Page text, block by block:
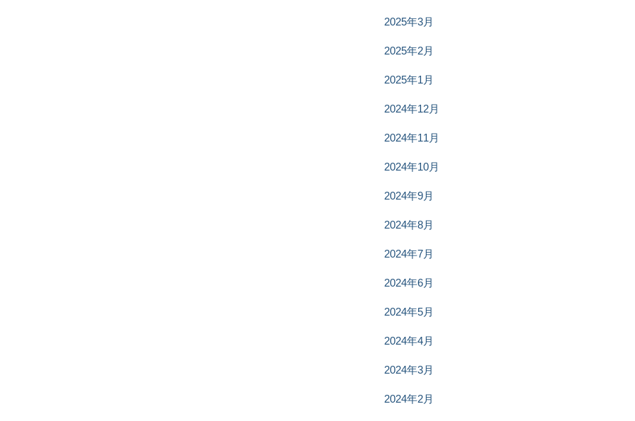
2025年3月
2025年2月
2025年1月
2024年12月
2024年11月
2024年10月
2024年9月
2024年8月
2024年7月
2024年6月
2024年5月
2024年4月
2024年3月
2024年2月